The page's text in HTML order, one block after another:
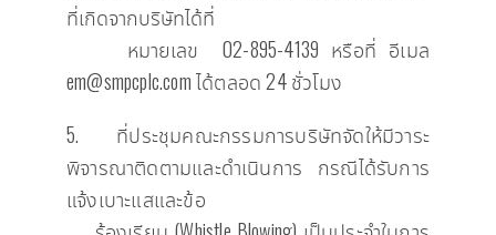
ที่เกิดจากบริษัทได้ที่
หมายเลข 02-895-4139 หรือที่ อีเมล
em@smpcplc.com ได้ตลอด 24 ชั่วโมง
5. ที่ประชุมคณะกรรมการบริษัทจัดให้มีวาระ
พิจารณาติดตามและดำเนินการ กรณีได้รับการ
แจ้งเบาะแสและข้อ